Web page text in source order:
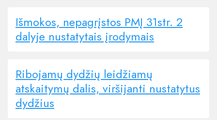
Išmokos, nepagrįstos PMĮ 31str. 2
dalyje nustatytais įrodymais
Ribojamų dydžių leidžiamų
atskaitymų dalis, viršijanti nustatytus
dydžius